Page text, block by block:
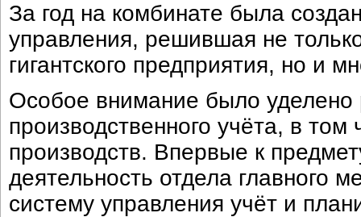
За год на комбинате была
управления, решившая не
гигантского предприятия, но и
Особое внимание было
производственного учёта, в том
производств. Впервые к
деятельность отдела главного
систему управления учёт и